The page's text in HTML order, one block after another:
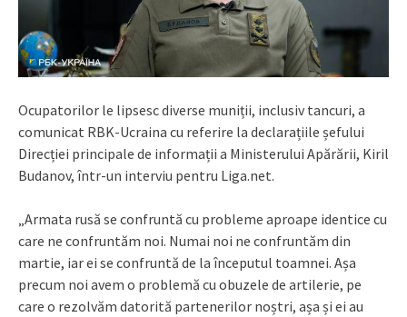
Ocupatorilor le lipsesc diverse muniții, inclusiv tancuri, a
comunicat RBK-Ucraina cu referire la declarațiile șefului
Direcției principale de informații a Ministerului Apărării, Kiril
Budanov, într-un interviu pentru Liga.net.
„Armata rusă se confruntă cu probleme aproape identice cu
care ne confruntăm noi. Numai noi ne confruntăm din
martie, iar ei se confruntă de la începutul toamnei. Așa
precum noi avem o problemă cu obuzele de artilerie, pe
care o rezolvăm datorită partenerilor noștri, așa și ei au